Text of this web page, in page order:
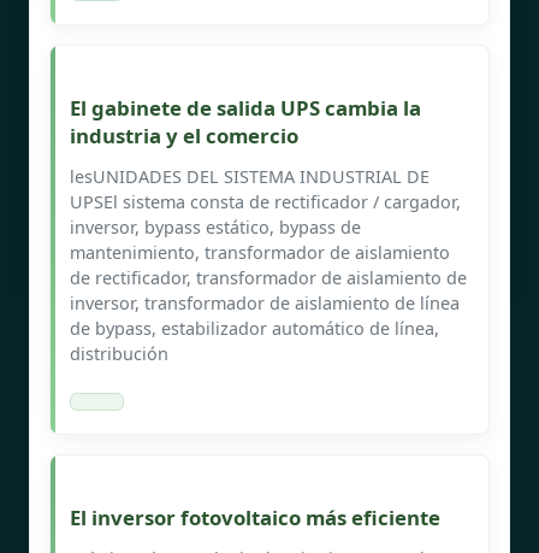
El gabinete de salida UPS cambia la
industria y el comercio
lesUNIDADES DEL SISTEMA INDUSTRIAL DE
UPSEl sistema consta de rectificador / cargador,
inversor, bypass estático, bypass de
mantenimiento, transformador de aislamiento
de rectificador, transformador de aislamiento de
inversor, transformador de aislamiento de línea
de bypass, estabilizador automático de línea,
distribución
El inversor fotovoltaico más eficiente